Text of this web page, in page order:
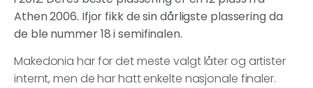
Athen 2006. Ifjor fikk de sin dårligste plassering da
de ble nummer 18 i semifinalen.
Makedonia har for det meste valgt låter og artister
internt, men de har hatt enkelte nasjonale finaler.